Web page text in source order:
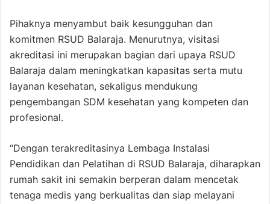
Pihaknya menyambut baik kesungguhan dan
komitmen RSUD Balaraja. Menurutnya, visitasi
akreditasi ini merupakan bagian dari upaya RSUD
Balaraja dalam meningkatkan kapasitas serta mutu
layanan kesehatan, sekaligus mendukung
pengembangan SDM kesehatan yang kompeten dan
profesional.
“Dengan terakreditasinya Lembaga Instalasi
Pendidikan dan Pelatihan di RSUD Balaraja, diharapkan
rumah sakit ini semakin berperan dalam mencetak
tenaga medis yang berkualitas dan siap melayani